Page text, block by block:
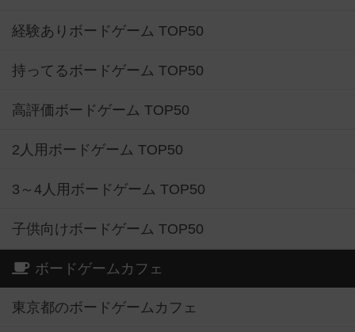
経験ありボードゲーム TOP50
持ってるボードゲーム TOP50
高評価ボードゲーム TOP50
2人用ボードゲーム TOP50
3～4人用ボードゲーム TOP50
子供向けボードゲーム TOP50
ボードゲームカフェ
東京都のボードゲームカフェ